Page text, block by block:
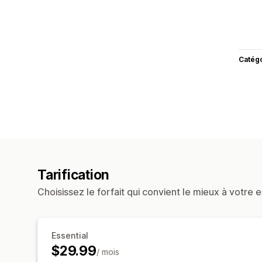
Tarification
Choisissez le forfait qui convient le mieux à votre
Essential
$29.99/ mois